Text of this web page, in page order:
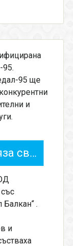
95.
95 ще
и
.
и